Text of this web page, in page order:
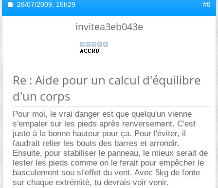
28/07/2009, 15h29 #8
invitea3eb043e
Re : Aide pour un calcul d'équilibre
d'un corps
Pour moi, le vrai danger est que quelqu'un vienne
s'empaler sur les pieds après renversement. C'est
juste à la bonne hauteur pour ça. Pour l'éviter, il
faudrait relier les bouts des barres et arrondir.
Ensuite, pour stabiliser le panneau, le mieux serait de
lester les pieds comme on le ferait pour empêcher le
basculement sou sl'effet du vent. Avec 5kg de fonte
sur chaque extrémité, tu devrais voir venir.